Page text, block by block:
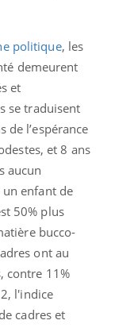
politique, les
demeurent
et
se traduisent
de l’espérance
et 8 ans
aucun
enfant de
50% plus
bucco-
ont au
contre 11%
l'indice
cadres et